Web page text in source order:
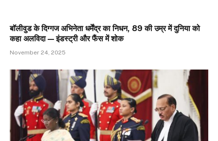
बॉलीवुड के दिग्गज अभिनेता धर्मेंद्र का निधन, 89 की उम्र में दुनिया को
कहा अलविदा — इंडस्ट्री और फैंस में शोक
November 24, 2025